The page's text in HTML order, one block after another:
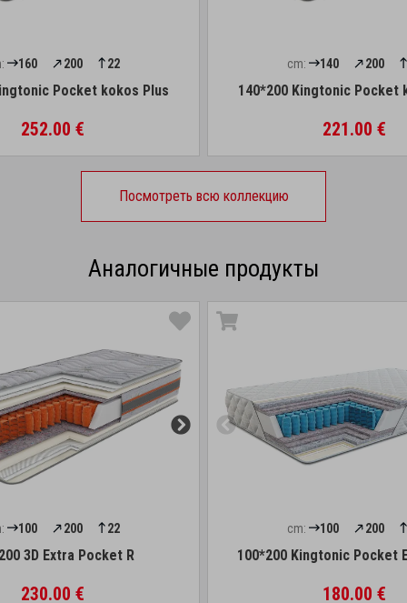
160 200 22
Pocket kokos Plus
252.00 €
cm: 140 200
140*200 Kingtonic Pocket
221.00 €
Посмотреть всю коллекцию
Аналогичные продукты
100 200 22
3D Extra Pocket R
230.00 €
cm: 100 200
100*200 Kingtonic Pocket
180.00 €